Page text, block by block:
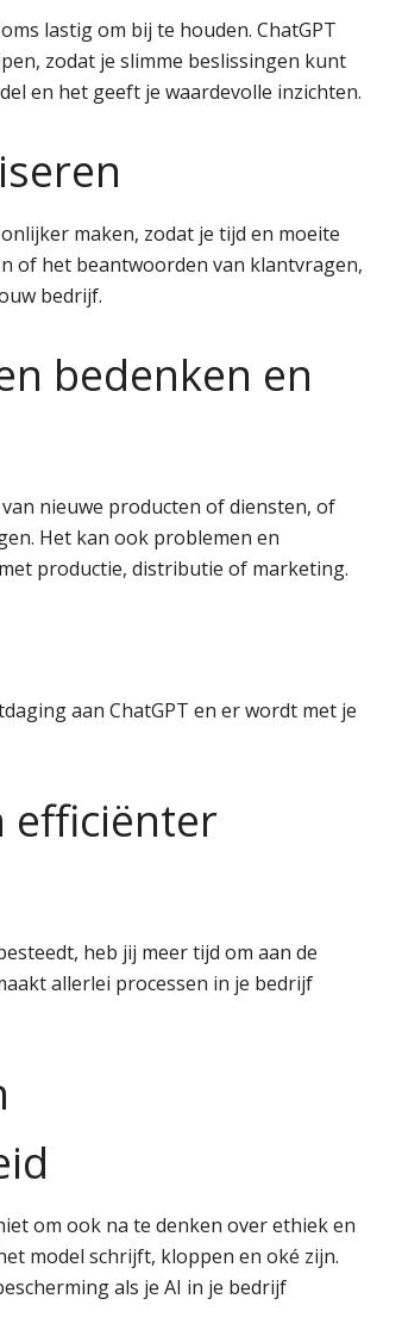
lastig om bij te houden. ChatGPT
zodat je slimme beslissingen kunt
en het geeft je waardevolle inzichten.
maken, zodat je tijd en moeite
of het beantwoorden van klantvragen,
bedrijf.
bedenken en
nieuwe producten of diensten, of
Het kan ook problemen en
productie, distributie of marketing.
aan ChatGPT en er wordt met je
efficiënter
heb jij meer tijd om aan de
allerlei processen in je bedrijf
om ook na te denken over ethiek en
model schrijft, kloppen en oké zijn.
als je AI in je bedrijf